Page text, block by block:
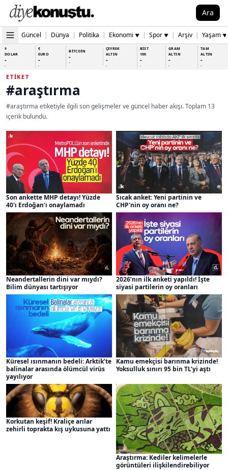
Ara
Güncel | Dünya | Politika | Ekonomi ▼ | Spor ▼ | Arşiv | Yaşam ▼
$
DOLAR
-
-
€
EURO
-
-
BİTCOİN
-
-
ÇEYREK
ALTIN
-
-
BİST
100
-
-
GRAM
ALTIN
-
-
TAM
ALTIN
-
-
ETIKET
#araştırma
#araştırma etiketiyle ilgili son gelişmeler ve güncel haber akışı. Toplam 13
içerik bulundu.
Son ankette MHP detayı! Yüzde
40'ı Erdoğan'ı onaylamadı
Sıcak anket: Yeni partinin ve
CHP'nin oy oranı ne?
Neandertallerin dini var mıydı?
Bilim dünyası tartışıyor
2026’nın ilk anketi yapıldı! İşte
siyasi partilerin oy oranları
Küresel ısınmanın bedeli: Arktik’te
balinalar arasında ölümcül virüs
yayılıyor
Kamu emekçisi barınma krizinde!
Yoksulluk sınırı 95 bin TL’yi aştı
Korkutan keşif! Kraliçe arılar
zehirli toprakta kış uykusuna yattı
Araştırma: Kediler kelimelerle
görüntüleri ilişkilendirebiliyor